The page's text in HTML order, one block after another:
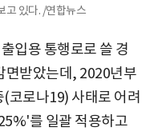
고 있다. /연합뉴스
입용 통행로로 쓸 경
면받았는데, 2020년부
코로나19) 사태로 어려
를 일괄 적용하고